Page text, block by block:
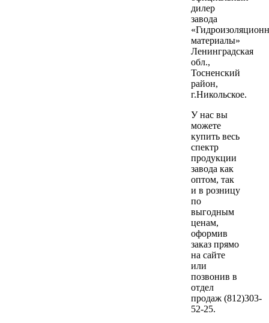
дилер
завода
материалы»
Ленинградская
обл.,
Тосненский
район,
г.Никольское.
У нас вы
можете
купить весь
спектр
продукции
завода как
оптом, так
и в розницу
по
выгодным
ценам,
оформив
заказ прямо
на сайте
или
позвонив в
отдел
продаж (812)303-
52-25.